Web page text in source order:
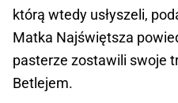
którą wtedy usłyszeli,
Matka Najświętsza
pasterze zostawili swoje
Betlejem.